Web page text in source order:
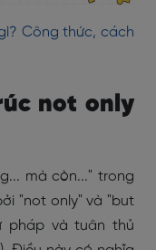
Công thức, cách
not only
mà còn..." trong
"not only" và "but
pháp và tuân thủ